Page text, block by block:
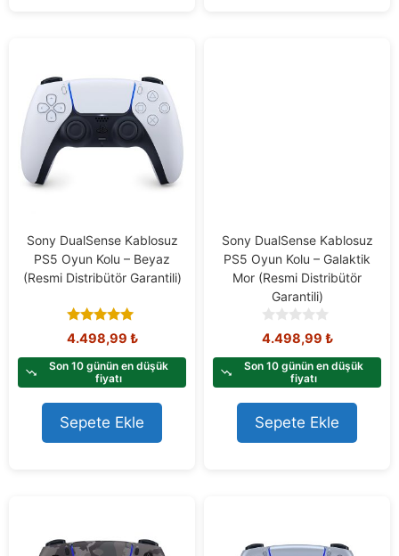
Sony DualSense Kablosuz
PS5 Oyun Kolu – Beyaz
(Resmi Distribütör Garantili)
5.00
out of 5
4.498,99 ₺
Son 10 günün en düşük
fiyatı
Sepete Ekle
Sony DualSense Kablosuz
PS5 Oyun Kolu – Galaktik
Mor (Resmi Distribütör
Garantili)
0
o
u
5
4.498,99 ₺
Son 10 günün en düşük
fiyatı
Sepete Ekle